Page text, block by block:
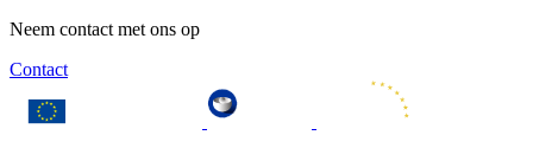
Neem contact met ons op
Contact